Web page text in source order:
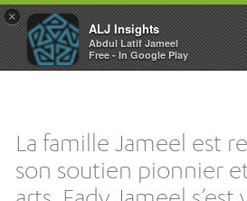
×
ALJ Insights
Abdul Latif Jameel
Free - In Google Play
Toggle
navigation
La famille Jameel est
son soutien pionnier